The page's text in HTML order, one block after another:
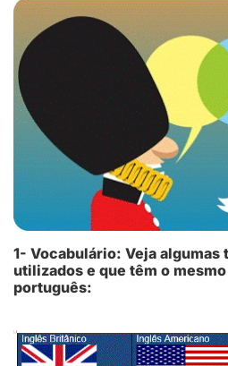
1- Vocabulário: Veja algumas
utilizados e que têm o
português: